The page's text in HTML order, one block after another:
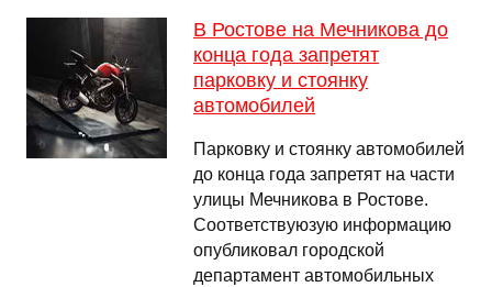
В Ростове на Мечникова до
конца года запретят
парковку и стоянку
автомобилей
Парковку и стоянку автомобилей
до конца года запретят на части
улицы Мечникова в Ростове.
Соответствуюзую информацию
опубликовал городской
департамент автомобильных